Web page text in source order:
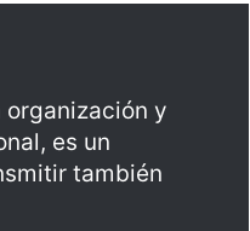
organización y
es un
también